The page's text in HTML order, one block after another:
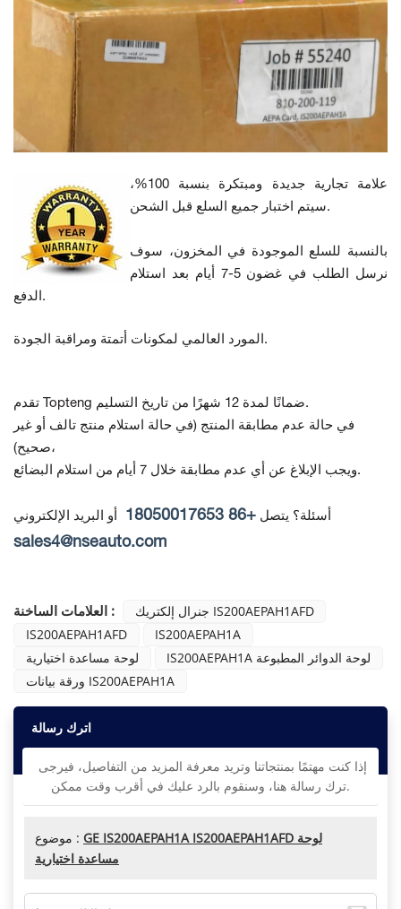
علامة تجارية جديدة ومبتكرة بنسبة 100%،
سيتم اختبار جميع السلع قبل الشحن.
بالنسبة للسلع الموجودة في المخزون، سوف
نرسل الطلب في غضون 5-7 أيام بعد استلام
الدفع.
المورد العالمي لمكونات أتمتة ومراقبة الجودة.
تقدم Topteng ضمانًا لمدة 12 شهرًا من تاريخ التسليم.
في حالة عدم مطابقة المنتج (في حالة استلام منتج تالف أو غير
صحيح)،
ويجب الإبلاغ عن أي عدم مطابقة خلال 7 أيام من استلام البضائع.
أسئلة؟ يتصل +86 18050017653 أو البريد الإلكتروني
sales4@nseauto.com
العلامات الساخنة :
جنرال إلكتريك IS200AEPAH1AFD
IS200AEPAH1AFD
IS200AEPAH1A
لوحة مساعدة اختيارية
IS200AEPAH1A لوحة الدوائر المطبوعة
ورقة بيانات IS200AEPAH1A
اترك رسالة
ترك رسالة هنا، وسنقوم بالرد عليك في أقرب وقت ممكن.
موضوع : GE IS200AEPAH1A IS200AEPAH1AFD لوحة
مساعدة اختيارية